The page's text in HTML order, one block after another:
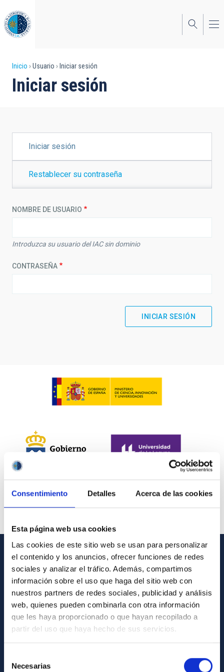
Consentimiento Detalles Acerca de las cookies
Esta página web usa cookies
Las cookies de este sitio web se usan para personalizar
el contenido y los anuncios, ofrecer funciones de redes
sociales y analizar el tráfico. Además, compartimos
información sobre el uso que haga del sitio web con
nuestros partners de redes sociales, publicidad y análisis
web, quienes pueden combinarla con otra información
que les haya proporcionado o que hayan recopilado a
partir del uso que haya hecho de sus servicios.
Necesarias
al
contenido
principal
Sobrescribir
enlaces
la
navegación
Inicio Usuario Iniciar sesión
Iniciar sesión
PRINCIPALES
Iniciar sesión
Restablecer su contraseña
NOMBRE DE USUARIO
Introduzca su usuario del IAC sin dominio
CONTRASEÑA
INFORMACIÓN GENERAL
Contacto
Cómo llegar al IAC
Directorio de personal
Biblioteca